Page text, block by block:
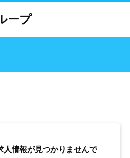
ープ
人情報が見つかりませんで